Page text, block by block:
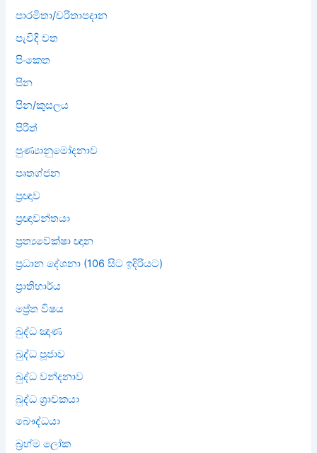
පාරමිතා/චරිතාපදාන
පැවිදි වත
පිංකෙත
පින
පින/කුසලය
පිරිත්
පුණ්‍යානුමෝදනාව
පෘතග්ජන
ප්‍රඥාව
ප්‍රඥාවන්තයා
ප්‍රත්‍යවේක්ෂා ඥාන
ප්‍රධාන දේශනා (106 සිට ඉදිරියට)
ප්‍රාතිහාර්ය
ප්‍රේත විෂය
බුද්ධ ඤාණ
බුද්ධ පූජාව
බුද්ධ වන්දනාව
බුද්ධ ශ්‍රාවකයා
බෞද්ධයා
බ්‍රහ්ම ලෝක